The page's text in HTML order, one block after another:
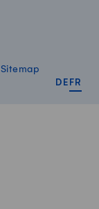
Sitemap
DE FR